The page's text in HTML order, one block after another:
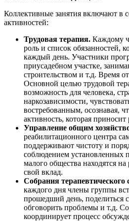
Коллективные занятия включают в
активностей:
Трудовая терапия. Каждому
роль и список обязанностей,
каждый день. Участники
приусадебном участке,
строительством и т.д. Время
Основной целью трудовой
возможность для человека,
наркозависимости,
востребованным, осознавая,
активность, которая приносит
Управление общим
реабилитационного центра
поддерживают чистоту и
соблюдением установленных
малого общества находятся
свой вклад.
Собрания терапевтического
каждого дня члены группы
прошедший день, поделиться
обговорить проблемы и т.д.
координирует процесс